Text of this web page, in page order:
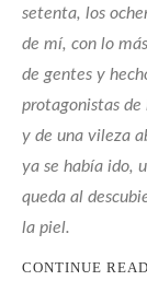
setenta, los
de mí, con lo
de gentes y
protagonistas de
y de una vileza
ya se había ido,
queda al
la piel.
CONTINUE